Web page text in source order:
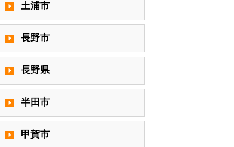
土浦市
長野市
長野県
半田市
甲賀市